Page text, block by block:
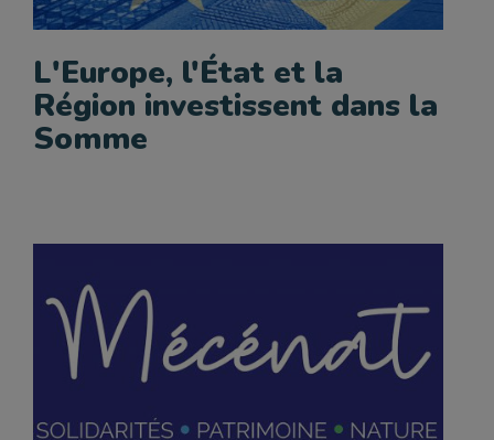
L'Europe, l'État et la
Région investissent dans la
Somme